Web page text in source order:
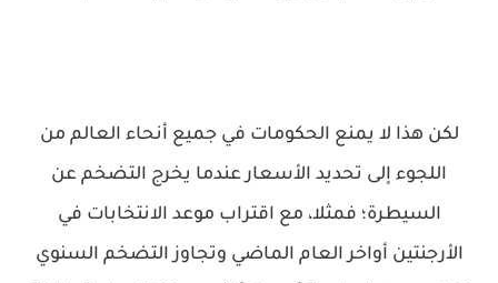
لكن هذا لا يمنع الحكومات في جميع أنحاء العالم من
اللجوء إلى تحديد الأسعار عندما يخرج التضخم عن
السيطرة؛ فمثلا، مع اقتراب موعد الانتخابات في
الأرجنتين أواخر العام الماضي وتجاوز التضخم السنوي